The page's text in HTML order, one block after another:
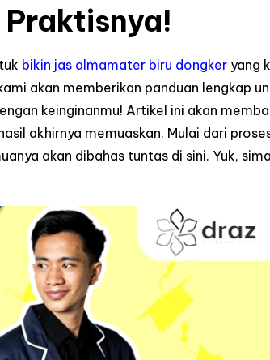
bikin jas almamater biru dongker yang
akan memberikan panduan lengkap
keinginanmu! Artikel ini akan
akhirnya memuaskan. Mulai dari
akan dibahas tuntas di sini. Yuk,